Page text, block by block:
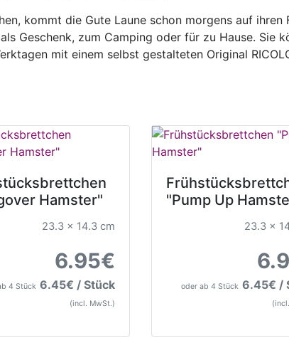
kommt die Gute Laune schon morgens auf
Geschenk, zum Camping oder für zu Hause. Sie
mit einem selbst gestalteten Original
Hamster"
23.3 x 14.3 cm
6.95€
4 Stück 6.45€ / Stück
(incl. MwSt.)
"Pump Up
23.3 x
oder ab 4 Stück 6.45€ /